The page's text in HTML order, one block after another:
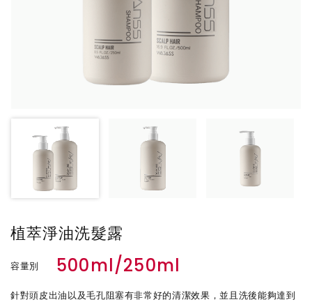
植萃淨油洗髮露
容量別 500ml/250ml
針對頭皮出油以及毛孔阻塞有非常好的清潔效果，並且洗後能夠達到